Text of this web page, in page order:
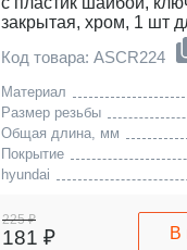
закрытая, хром, 1 шт
Код товара: ASCR224
Материал
Размер резьбы
Общая длина, мм
Покрытие
hyundai
225 ₽
181 ₽ В